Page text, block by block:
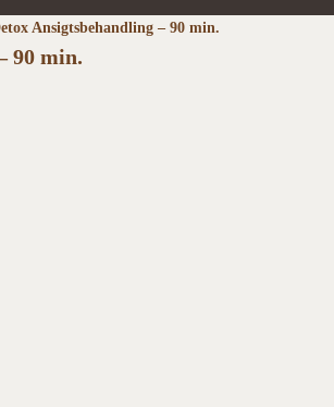
Ansigtsbehandling – 90 min.
90 min.